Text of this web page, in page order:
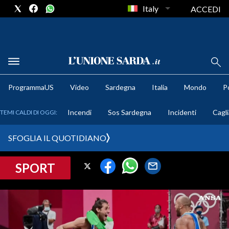
METEO
CRONACA SARDEGNA
PROVINCIA DI CAGLIARI
SULCIS IGLESIENTE
Italy ACCEDI
ProgrammaUS Video Sardegna Italia Mondo
TEMI CALDI DI OGGI: Incendi Sos Sardegna Incidenti
SFOGLIA IL QUOTIDIANO
SPORT